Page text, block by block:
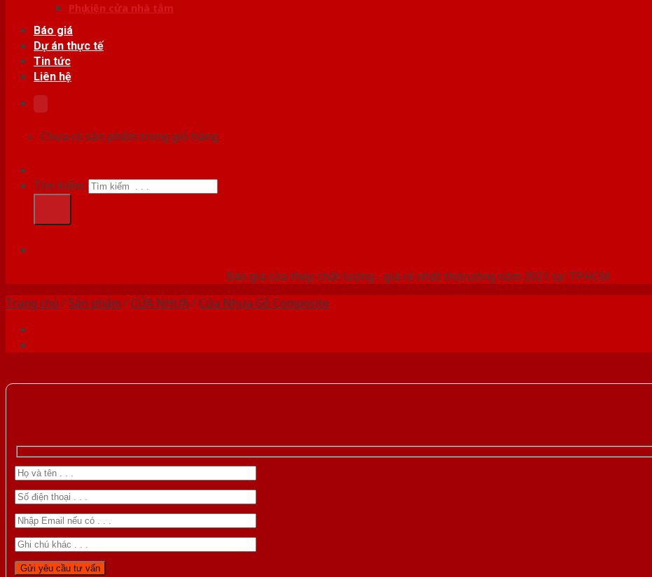
Phụ kiện cửa nhà tắm
Báo giá
Dự án thực tế
Tin tức
Liên hệ
Chưa có sản phẩm trong giỏ hàng.
Tìm kiếm:
Báo giá cửa thép chất lượng - giá rẻ nhất thị trường năm 2021 tại TP.HCM
Trang chủ /Sản phẩm /CỬA NHỰA/Cửa Nhựa Gỗ Composite